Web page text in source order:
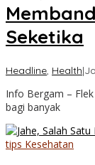
Seketika
Headline Health|
Info Bergam –
bagi banyak
tips Kesehatan